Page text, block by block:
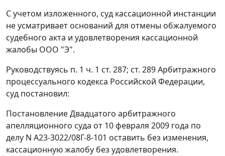
С учетом изложенного, суд кассационной инстанции
не усматривает оснований для отмены обжалуемого
судебного акта и удовлетворения кассационной
жалобы ООО "Э".
Руководствуясь п. 1 ч. 1 ст. 287; ст. 289Арбитражного
процессуального кодекса Российской Федерации,
суд постановил:
Постановление Двадцатого арбитражного
апелляционного суда от 10 февраля 2009 года по
делу N А23-3022/08Г-8-101 оставить без изменения,
кассационную жалобу без удовлетворения.